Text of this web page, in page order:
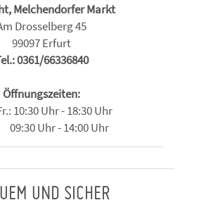
Melchendorfer Markt
Drosselberg 45
99097 Erfurt
0361/66336840
Öffnungszeiten:
10:30 Uhr - 18:30 Uhr
Uhr - 14:00 Uhr
UND SICHER